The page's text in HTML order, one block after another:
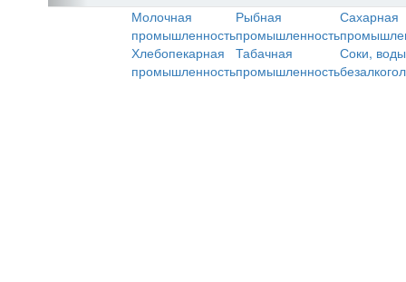
Молочная
промышленность
Рыбная
промышленность
Сахарная
Хлебопекарная
промышленность
Табачная
промышленность
Соки,